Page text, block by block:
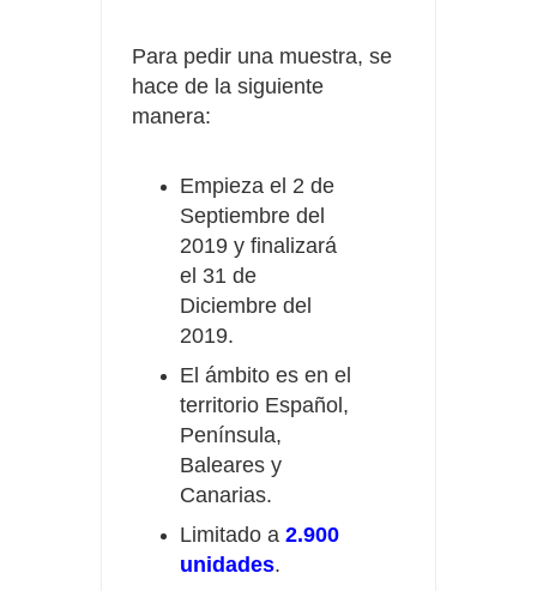
Para pedir una muestra, se
hace de la siguiente
manera:
Empieza el 2 de
Septiembre del
2019 y finalizará
el 31 de
Diciembre del
2019.
El ámbito es en el
territorio Español,
Península,
Baleares y
Canarias.
Limitado a 2.900
unidades.